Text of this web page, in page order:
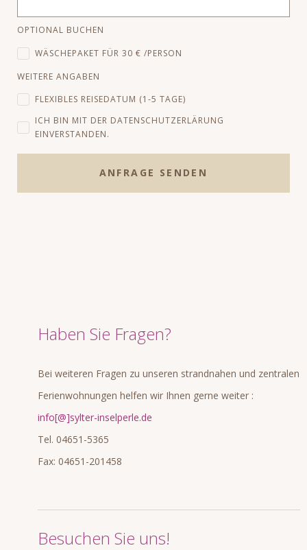
OPTIONAL BUCHEN
WÄSCHEPAKET FÜR 30 € /PERSON
WEITERE ANGABEN
FLEXIBLES REISEDATUM (1-5 TAGE)
ICH BIN MIT DER DATENSCHUTZERLÄRUNG
EINVERSTANDEN.
ANFRAGE SENDEN
Haben Sie Fragen?
Bei weiteren Fragen zu unseren strandnahen und zentralen
Ferienwohnungen helfen wir Ihnen gerne weiter :
info[@]sylter-inselperle.de
Tel. 04651-5365
Fax: 04651-201458
Besuchen Sie uns!